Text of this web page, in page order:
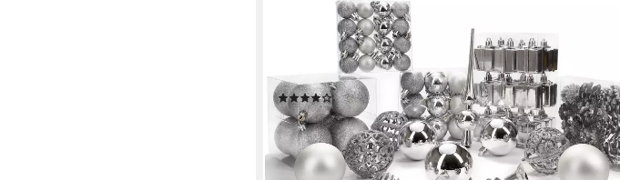
Weihnachtsbaumkugel 101-teiliges Weihnachtskugel-Set
mit Baumspitze, Christbaumschmuck aus Kunststoff,
Weihnachtsdekoration edel und robust
(81)
29,99 €
lieferbar - in 2-3 Werktagen bei dir
+7